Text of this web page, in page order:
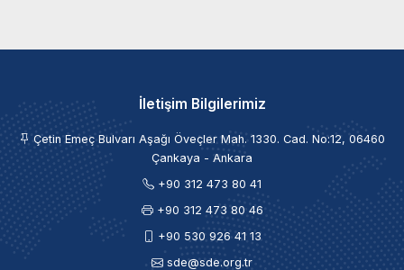
İletişim Bilgilerimiz
Çetin Emeç Bulvarı Aşağı Öveçler Mah. 1330. Cad. No:12, 06460
Çankaya - Ankara
+90 312 473 80 41
+90 312 473 80 46
+90 530 926 41 13
sde@sde.org.tr